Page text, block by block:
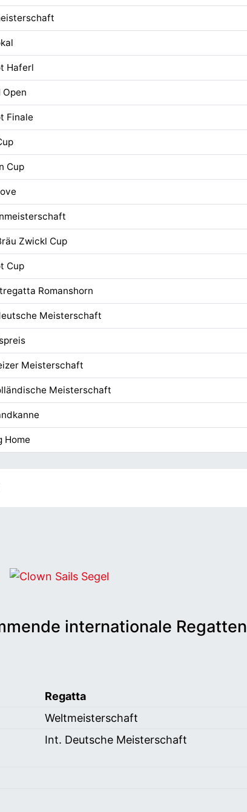
Haferl
Open
Finale
Cup
Zwickl Cup
Cup
Romanshorn
Meisterschaft
Meisterschaft
Meisterschaft
Home
internationale Regatten
Regatten 2027
Regatta
Weltmeisterschaft
Int. Deutsche Meisterschaft